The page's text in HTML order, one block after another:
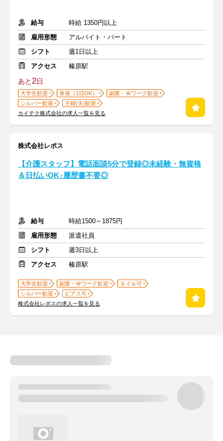
給与
時給 1350円以上
雇用形態
アルバイト・パート
シフト
週1日以上
アクセス
榛原駅
あと2日
大学生歓迎 単発（1日OK）
副業・Ｗワーク歓迎
シルバー歓迎
主婦(夫)歓迎
カイテク株式会社の求人一覧を見る
株式会社レポス
【介護スタッフ】電話面談5分で登録◎未経験・無資格
＆日払いOK♪履歴書不要◎
給与
時給1500～1875円
雇用形態
派遣社員
シフト
週3日以上
アクセス
榛原駅
大学生歓迎 副業・Ｗワーク歓迎
ネイル可
シルバー歓迎
ピアス可
株式会社レポスの求人一覧を見る